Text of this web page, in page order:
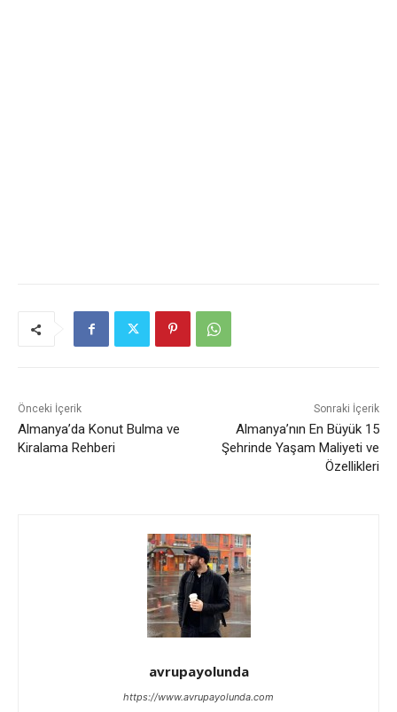
Önceki İçerik
Almanya’da Konut Bulma ve
Kiralama Rehberi
Sonraki İçerik
Almanya’nın En Büyük 15
Şehrinde Yaşam Maliyeti ve
Özellikleri
avrupayolunda
https://www.avrupayolunda.com